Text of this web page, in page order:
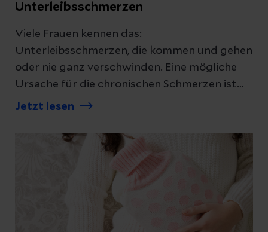
Unterleibsschmerzen
Viele Frauen kennen das:
Unterleibsschmerzen, die kommen und gehen
oder nie ganz verschwinden. Eine mögliche
Ursache für die chronischen Schmerzen ist
das Beckenvenensyndrom, vor allem wenn
bereits ausgeschlossen wurden. Wir erklären,
wer besonders häufig betroffen ist, wie das
Syndrom diagnostiziert wird und welche
Behandlungsmöglichkeiten es gibt.
Jetzt lesen